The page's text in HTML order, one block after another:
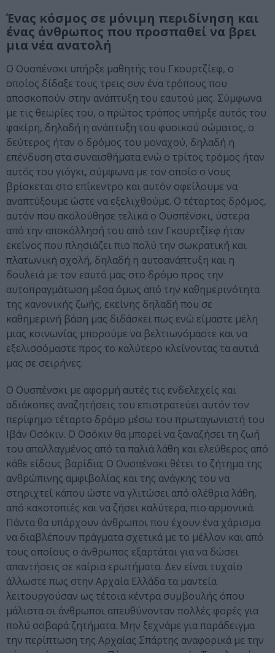
Ένας κόσμος σε μόνιμη περιδίνηση και
ένας άνθρωπος που προσπαθεί να βρει
μια νέα ανατολή
Ο Ουσπένσκι υπήρξε μαθητής του Γκουρτζίεφ, ο
οποίος δίδαξε τους τρεις συν ένα τρόπους που
αποσκοπούν στην ανάπτυξη του εαυτού μας. Σύμφωνα
με τις θεωρίες του, ο πρώτος τρόπος υπήρξε αυτός του
φακίρη, δηλαδή η ανάπτυξη του φυσικού σώματος, ο
δεύτερος ήταν ο δρόμος του μοναχού, δηλαδή η
επένδυση στα συναισθήματα ενώ ο τρίτος τρόμος ήταν
αυτός του γιόγκι, σύμφωνα με τον οποίο ο νους
βρίσκεται στο επίκεντρο και αυτόν οφείλουμε να
αναπτύξουμε ώστε να εξελιχθούμε. Ο τέταρτος δρόμος,
αυτόν που ακολούθησε τελικά ο Ουσπένσκι, ύστερα
από την αποκόλλησή του από τον Γκουρτζίεφ ήταν
εκείνος που πλησιάζει πιο πολύ την σωκρατική και
πλατωνική σχολή, δηλαδή η αυτοανάπτυξη και η
δουλειά με τον εαυτό μας στο δρόμο προς την
αυτοπραγμάτωση μέσα όμως από την καθημερινότητα
της κανονικής ζωής, εκείνης δηλαδή που σε
καθημερινή βάση μας διδάσκει πως ενώ είμαστε μέλη
μιας κοινωνίας μπορούμε να βελτιωνόμαστε και να
εξελισσόμαστε προς το καλύτερο κλείνοντας τα αυτιά
μας σε σειρήνες.
Ο Ουσπένσκι με αφορμή αυτές τις ενδελεχείς και
αδιάκοπες αναζητήσεις του επιστρατεύει αυτόν τον
περίφημο τέταρτο δρόμο μέσω του πρωταγωνιστή του
Ιβάν Οσόκιν. Ο Οσόκιν θα μπορεί να ξαναζήσει τη ζωή
του απαλλαγμένος από τα παλιά λάθη και ελεύθερος από
κάθε είδους βαρίδια; Ο Ουσπένσκι θέτει το ζήτημα της
ανθρώπινης αμφιβολίας και της ανάγκης του να
στηριχτεί κάπου ώστε να γλιτώσει από ολέθρια λάθη,
από κακοτοπιές και να ζήσει καλύτερα, πιο αρμονικά.
Πάντα θα υπάρχουν άνθρωποι που έχουν ένα χάρισμα
να διαβλέπουν πράγματα σχετικά με το μέλλον και από
τους οποίους ο άνθρωπος εξαρτάται για να δώσει
απαντήσεις σε καίρια ερωτήματα. Δεν είναι τυχαίο
άλλωστε πως στην Αρχαία Ελλάδα τα μαντεία
λειτουργούσαν ως τέτοια κέντρα συμβουλής όπου
μάλιστα οι άνθρωποι απευθύνονταν πολλές φορές για
πολύ σοβαρά ζητήματα. Μην ξεχνάμε για παράδειγμα
την περίπτωση της Αρχαίας Σπάρτης αναφορικά με την